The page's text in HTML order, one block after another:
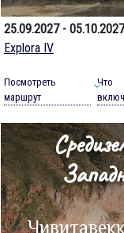
25.09.2027 - 05.10.2027
Explora IV
Посмотреть
маршрут
Что